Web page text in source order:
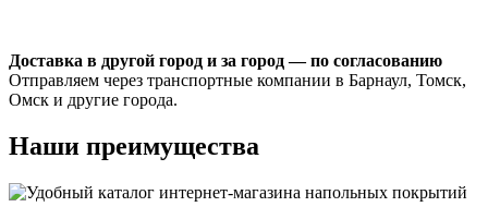
Доставка в другой город и за город — по согласованию
Отправляем через транспортные компании в Барнаул, Томск,
Омск и другие города.
Наши преимущества